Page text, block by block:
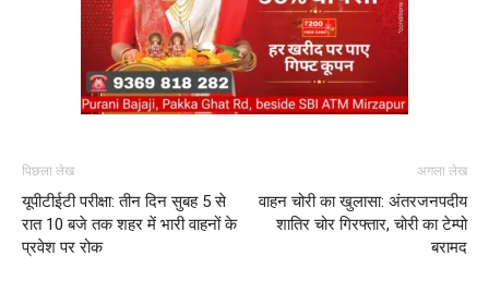
पिछला लेख
यूपीटीईटी परीक्षा: तीन दिन सुबह 5 से
रात 10 बजे तक शहर में भारी वाहनों के
प्रवेश पर रोक
अगला लेख
वाहन चोरी का खुलासा: अंतरजनपदीय
शातिर चोर गिरफ्तार, चोरी का टेम्पो
बरामद